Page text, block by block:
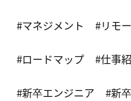
マネジメント リモ
ロードマップ 仕事
新卒エンジニア 新